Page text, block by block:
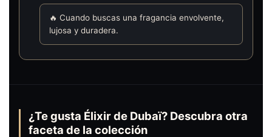
🔥 Cuando buscas una fragancia envolvente,
lujosa y duradera.
¿Te gusta Élixir de Dubaï? Descubra otra
faceta de la colección